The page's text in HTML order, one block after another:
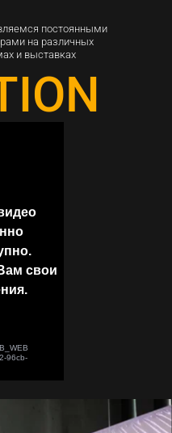
постоянными
на различных
и выставках